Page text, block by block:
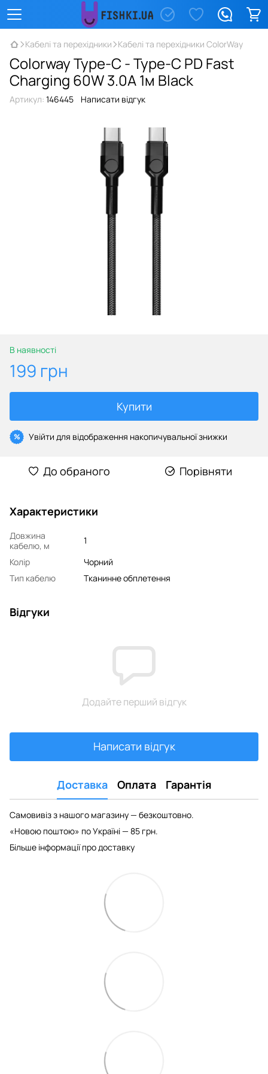
Кабелі та перехідники Кабелі та перехідники ColorWay
Colorway Type-C - Type-C PD Fast
Charging 60W 3.0А 1м Black
Артикул: 146445 Написати відгук
В наявності
199 грн
Купити
% Увійти для відображення накопичувальної знижки
До обраного Порівняти
Характеристики
Довжина
кабелю, м
1
Колір
Чорний
Тип кабелю
Тканинне обплетення
Відгуки
Додайте перший відгук
Написати відгук
Доставка Оплата Гарантія
Самовивіз з нашого магазину — безкоштовно.
«Новою поштою» по Україні — 85 грн.
Більше інформації про доставку